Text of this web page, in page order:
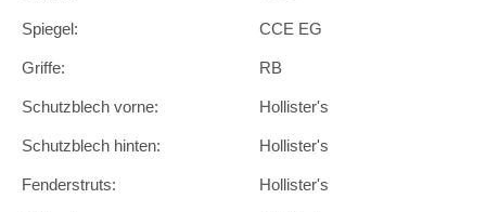
Spiegel: CCE EG
Griffe: RB
Schutzblech vorne: Hollister's
Schutzblech hinten: Hollister's
Fenderstruts: Hollister's